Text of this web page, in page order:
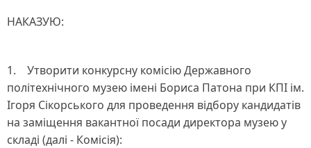
НАКАЗУЮ:
1. Утворити конкурсну комісію Державного
політехнічного музею імені Бориса Патона при КПІ ім.
Ігоря Сікорського для проведення відбору кандидатів
на заміщення вакантної посади директора музею у
складі (далі - Комісія):